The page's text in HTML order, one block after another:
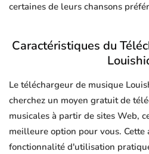
certaines de leurs chansons
Caractéristiques du
Le téléchargeur de musique
cherchez un moyen gratuit de
musicales à partir de sites Web,
meilleure option pour vous. Cette
fonctionnalité d'utilisation